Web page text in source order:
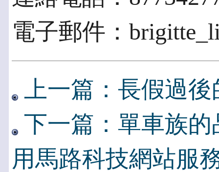
電子郵件：
上一篇：長假過
下一篇：單車族
用馬路科技網站服